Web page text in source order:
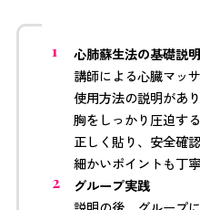
心肺蘇生法の基礎説
講師による心臓マッ
使用方法の説明があ
胸をしっかり圧迫す
正しく貼り、安全確
細かいポイントも丁
グループ実践